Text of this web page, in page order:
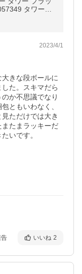
タワーシ
ット 排気口用
2023/4/1
きな段ボールに
た。スキマだら
か不思議でなり
ともいわなく、
ただけでは大き
たまラッキーだ
いです。
いいね 2